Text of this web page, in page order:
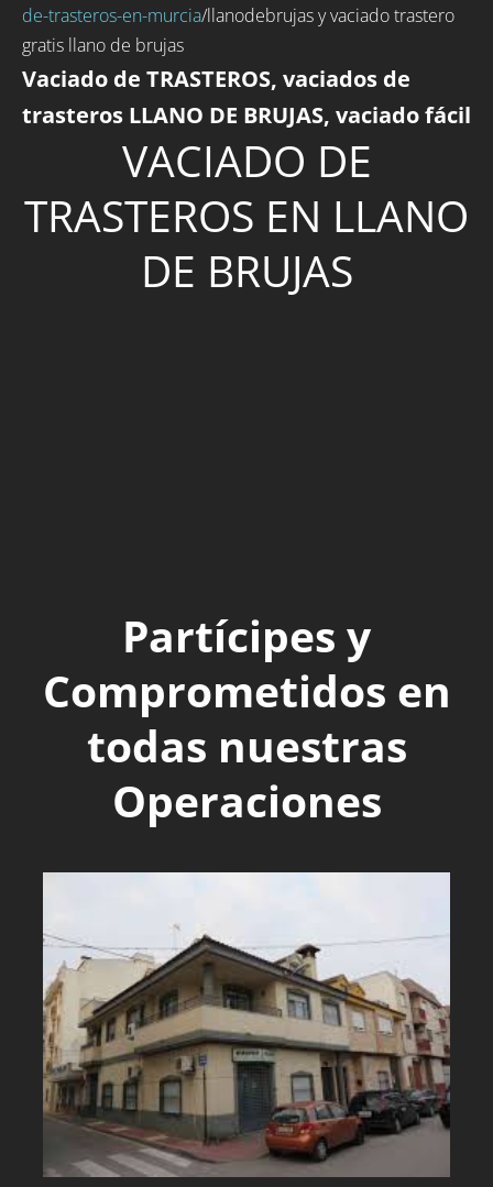
de-trasteros-en-murcia/llanodebrujas y vaciado trastero
gratis llano de brujas
Vaciado de TRASTEROS, vaciados de
trasteros LLANO DE BRUJAS, vaciado fácil
VACIADO DE
TRASTEROS EN LLANO
DE BRUJAS
Partícipes y
Comprometidos en
todas nuestras
Operaciones